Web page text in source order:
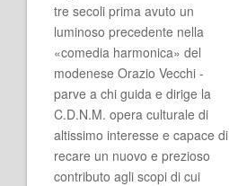
tre secoli prima avuto un
luminoso precedente nella
«comedia harmonica» del
modenese Orazio Vecchi -
parve a chi guida e dirige la
C.D.N.M. opera culturale di
altissimo interesse e capace di
recare un nuovo e prezioso
contributo agli scopi di cui